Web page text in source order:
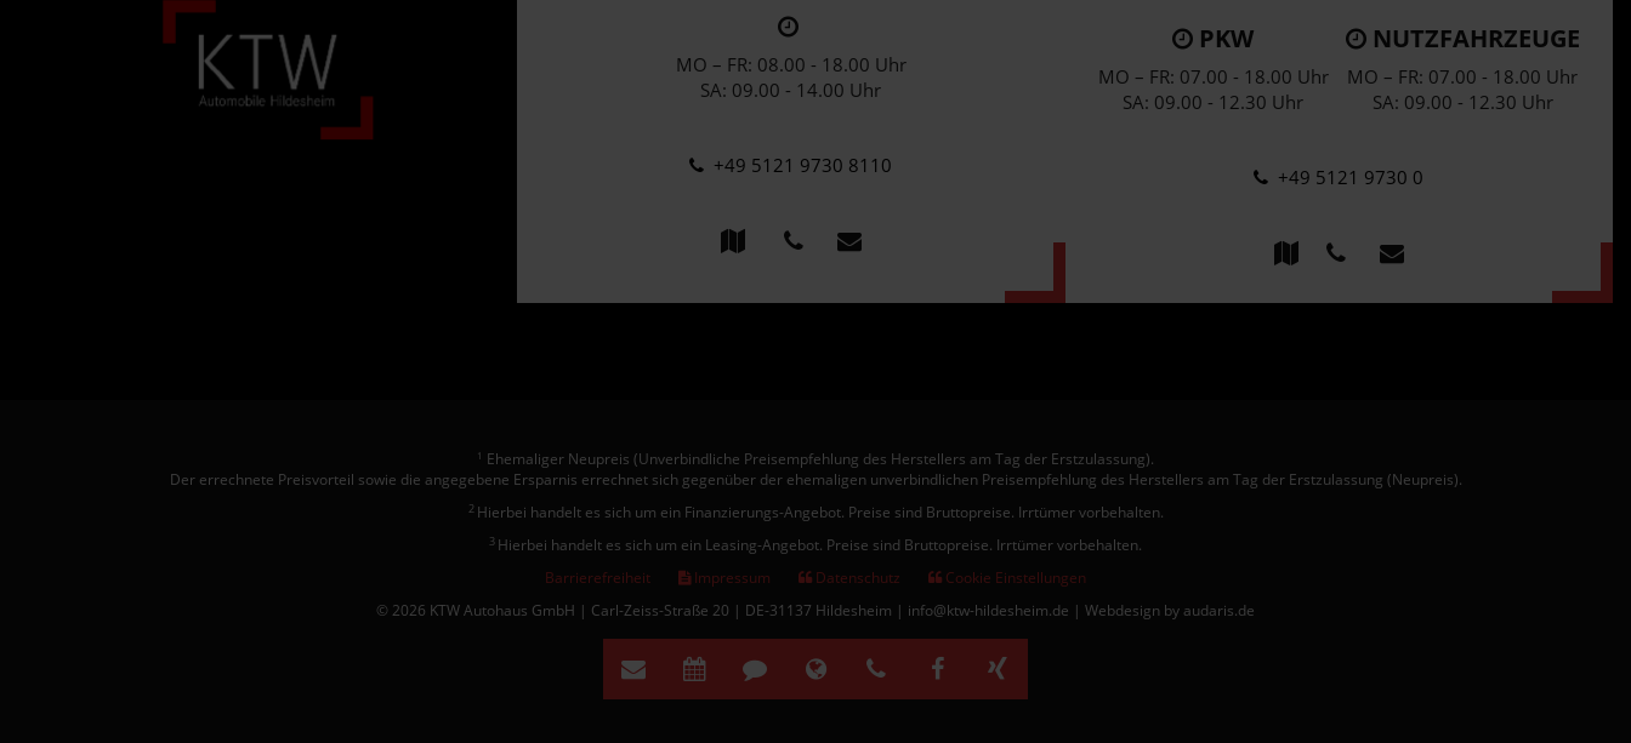
MO – FR: 08.00 - 18.00 Uhr
SA: 09.00 - 14.00 Uhr
+49 5121 9730 8110
PKW
MO – FR: 07.00 - 18.00 Uhr
SA: 09.00 - 12.30 Uhr
NUTZFAHRZEUGE
MO – FR: 07.00 - 18.00 Uhr
SA: 09.00 - 12.30 Uhr
+49 5121 9730 0
1 Ehemaliger Neupreis (Unverbindliche Preisempfehlung des Herstellers am Tag der Erstzulassung).
Der errechnete Preisvorteil sowie die angegebene Ersparnis errechnet sich gegenüber der ehemaligen unverbindlichen Preisempfehlung des Herstellers am Tag der Erstzulassung (Neupreis).
2 Hierbei handelt es sich um ein Finanzierungs-Angebot. Preise sind Bruttopreise. Irrtümer vorbehalten.
3 Hierbei handelt es sich um ein Leasing-Angebot. Preise sind Bruttopreise. Irrtümer vorbehalten.
Barrierefreiheit
Impressum Datenschutz
Cookie Einstellungen
© 2026 KTW Autohaus GmbH | Carl-Zeiss-Straße 20 | DE-31137 Hildesheim | info@ktw-hildesheim.de | Webdesign by audaris.de